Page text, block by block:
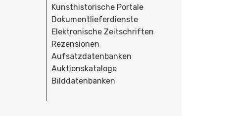
Kunsthistorische Portale
Dokumentlieferdienste
Elektronische Zeitschriften
Rezensionen
Aufsatzdatenbanken
Auktionskataloge
Bilddatenbanken